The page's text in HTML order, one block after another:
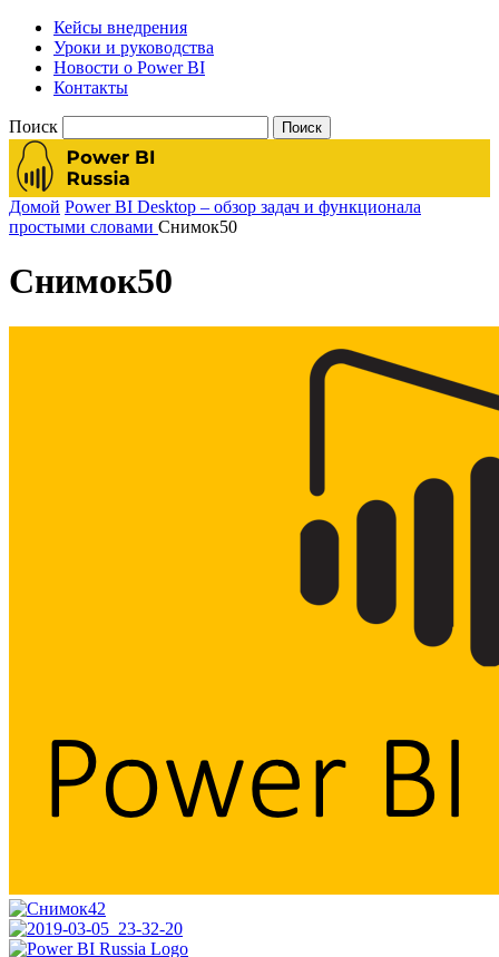
Кейсы внедрения
Уроки и руководства
Новости о Power BI
Контакты
Поиск
Домой Power BI Desktop – обзор задач и функционала
простыми словами Снимок50
Снимок50